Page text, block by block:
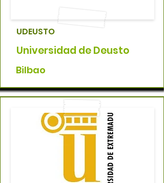
UDEUSTO
Universidad de Deusto
Bilbao